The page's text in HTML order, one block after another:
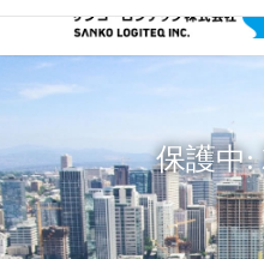
テ
動
ゲ
に
移
動
保護中: